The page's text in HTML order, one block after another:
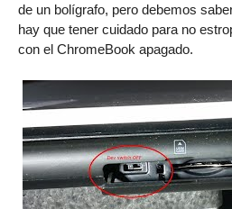
de un bolígrafo, pero debemos
hay que tener cuidado para no
con el ChromeBook apagado.